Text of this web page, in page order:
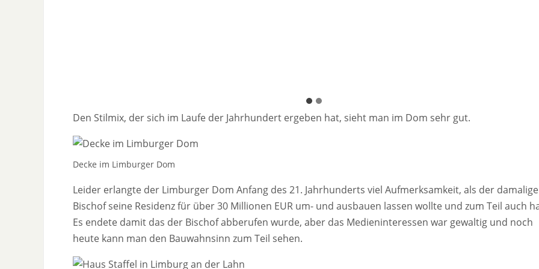
Den Stilmix, der sich im Laufe der Jahrhundert ergeben hat, sieht man im Dom sehr gut.
Decke im Limburger Dom
Leider erlangte der Limburger Dom Anfang des 21. Jahrhunderts viel Aufmerksamkeit, als der damalige
Bischof seine Residenz für über 30 Millionen EUR um- und ausbauen lassen wollte und zum Teil auch
Es endete damit das der Bischof abberufen wurde, aber das Medieninteressen war gewaltig und noch
heute kann man den Bauwahnsinn zum Teil sehen.